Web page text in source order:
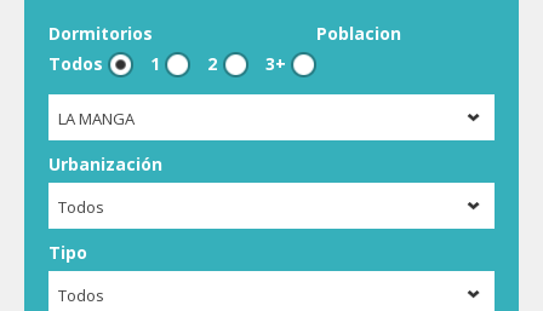
Dormitorios
Todos
1 2 3+
Poblacion
LA MANGA
Urbanización
Todos
Tipo
Todos